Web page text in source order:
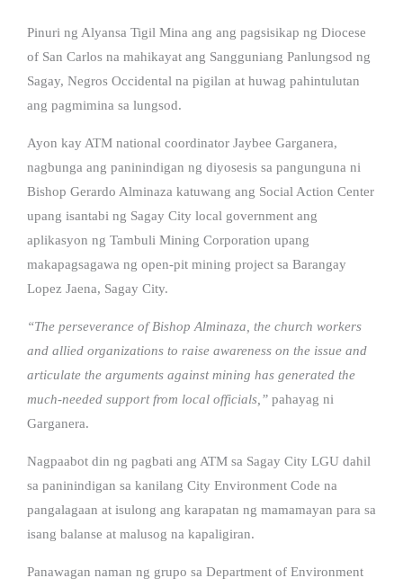
Pinuri ng Alyansa Tigil Mina ang ang pagsisikap ng Diocese
of San Carlos na mahikayat ang Sangguniang Panlungsod ng
Sagay, Negros Occidental na pigilan at huwag pahintulutan
ang pagmimina sa lungsod.
Ayon kay ATM national coordinator Jaybee Garganera,
nagbunga ang paninindigan ng diyosesis sa pangunguna ni
Bishop Gerardo Alminaza katuwang ang Social Action Center
upang isantabi ng Sagay City local government ang
aplikasyon ng Tambuli Mining Corporation upang
makapagsagawa ng open-pit mining project sa Barangay
Lopez Jaena, Sagay City.
“The perseverance of Bishop Alminaza, the church workers
and allied organizations to raise awareness on the issue and
articulate the arguments against mining has generated the
much-needed support from local officials,” pahayag ni
Garganera.
Nagpaabot din ng pagbati ang ATM sa Sagay City LGU dahil
sa paninindigan sa kanilang City Environment Code na
pangalagaan at isulong ang karapatan ng mamamayan para sa
isang balanse at malusog na kapaligiran.
Panawagan naman ng grupo sa Department of Environment